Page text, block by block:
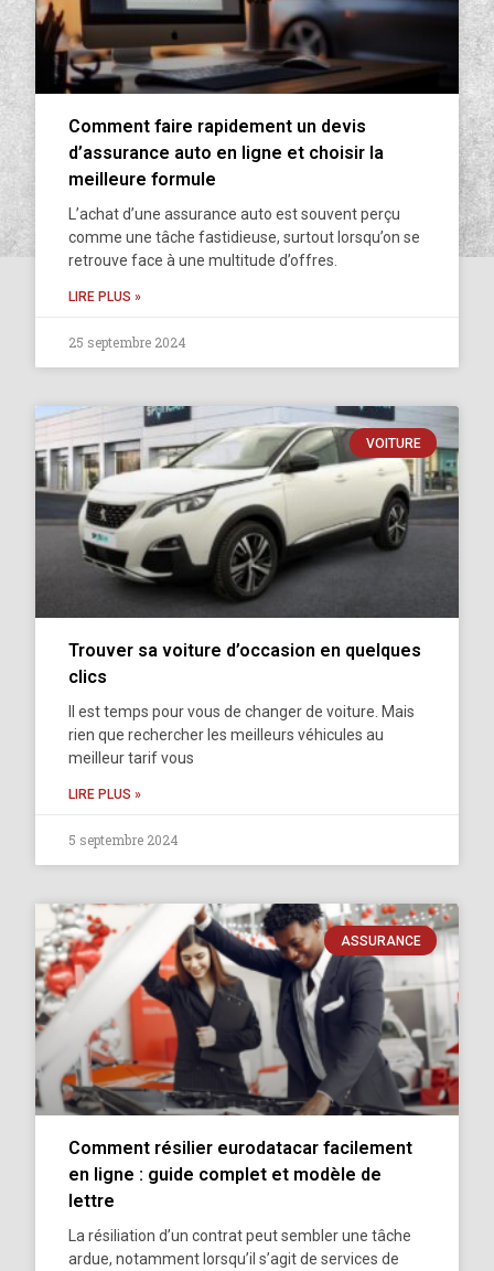
Comment faire rapidement un devis
d’assurance auto en ligne et choisir la
meilleure formule
L’achat d’une assurance auto est souvent perçu
comme une tâche fastidieuse, surtout lorsqu’on se
retrouve face à une multitude d’offres.
LIRE PLUS »
25 septembre 2024
VOITURE
Trouver sa voiture d’occasion en quelques
clics
Il est temps pour vous de changer de voiture. Mais
rien que rechercher les meilleurs véhicules au
meilleur tarif vous
LIRE PLUS »
5 septembre 2024
ASSURANCE
Comment résilier eurodatacar facilement
en ligne : guide complet et modèle de
lettre
La résiliation d’un contrat peut sembler une tâche
ardue, notamment lorsqu’il s’agit de services de